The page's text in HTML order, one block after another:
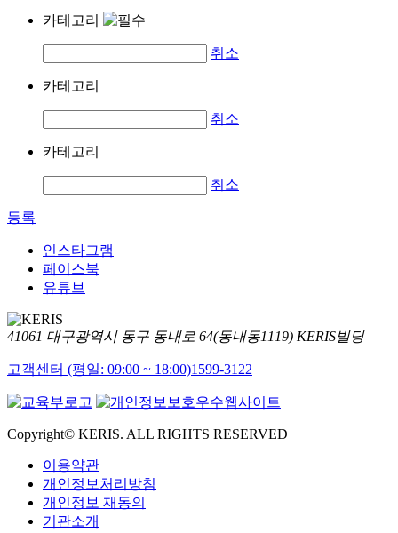
카테고리
취소
카테고리
취소
카테고리
취소
등록
인스타그램
페이스북
유튜브
41061 대구광역시 동구 동내로 64(동내동1119) KERIS빌딩
고객센터 (평일: 09:00 ~ 18:00)1599-3122
Copyright© KERIS. ALL RIGHTS RESERVED
이용약관
개인정보처리방침
개인정보 재동의
기관소개